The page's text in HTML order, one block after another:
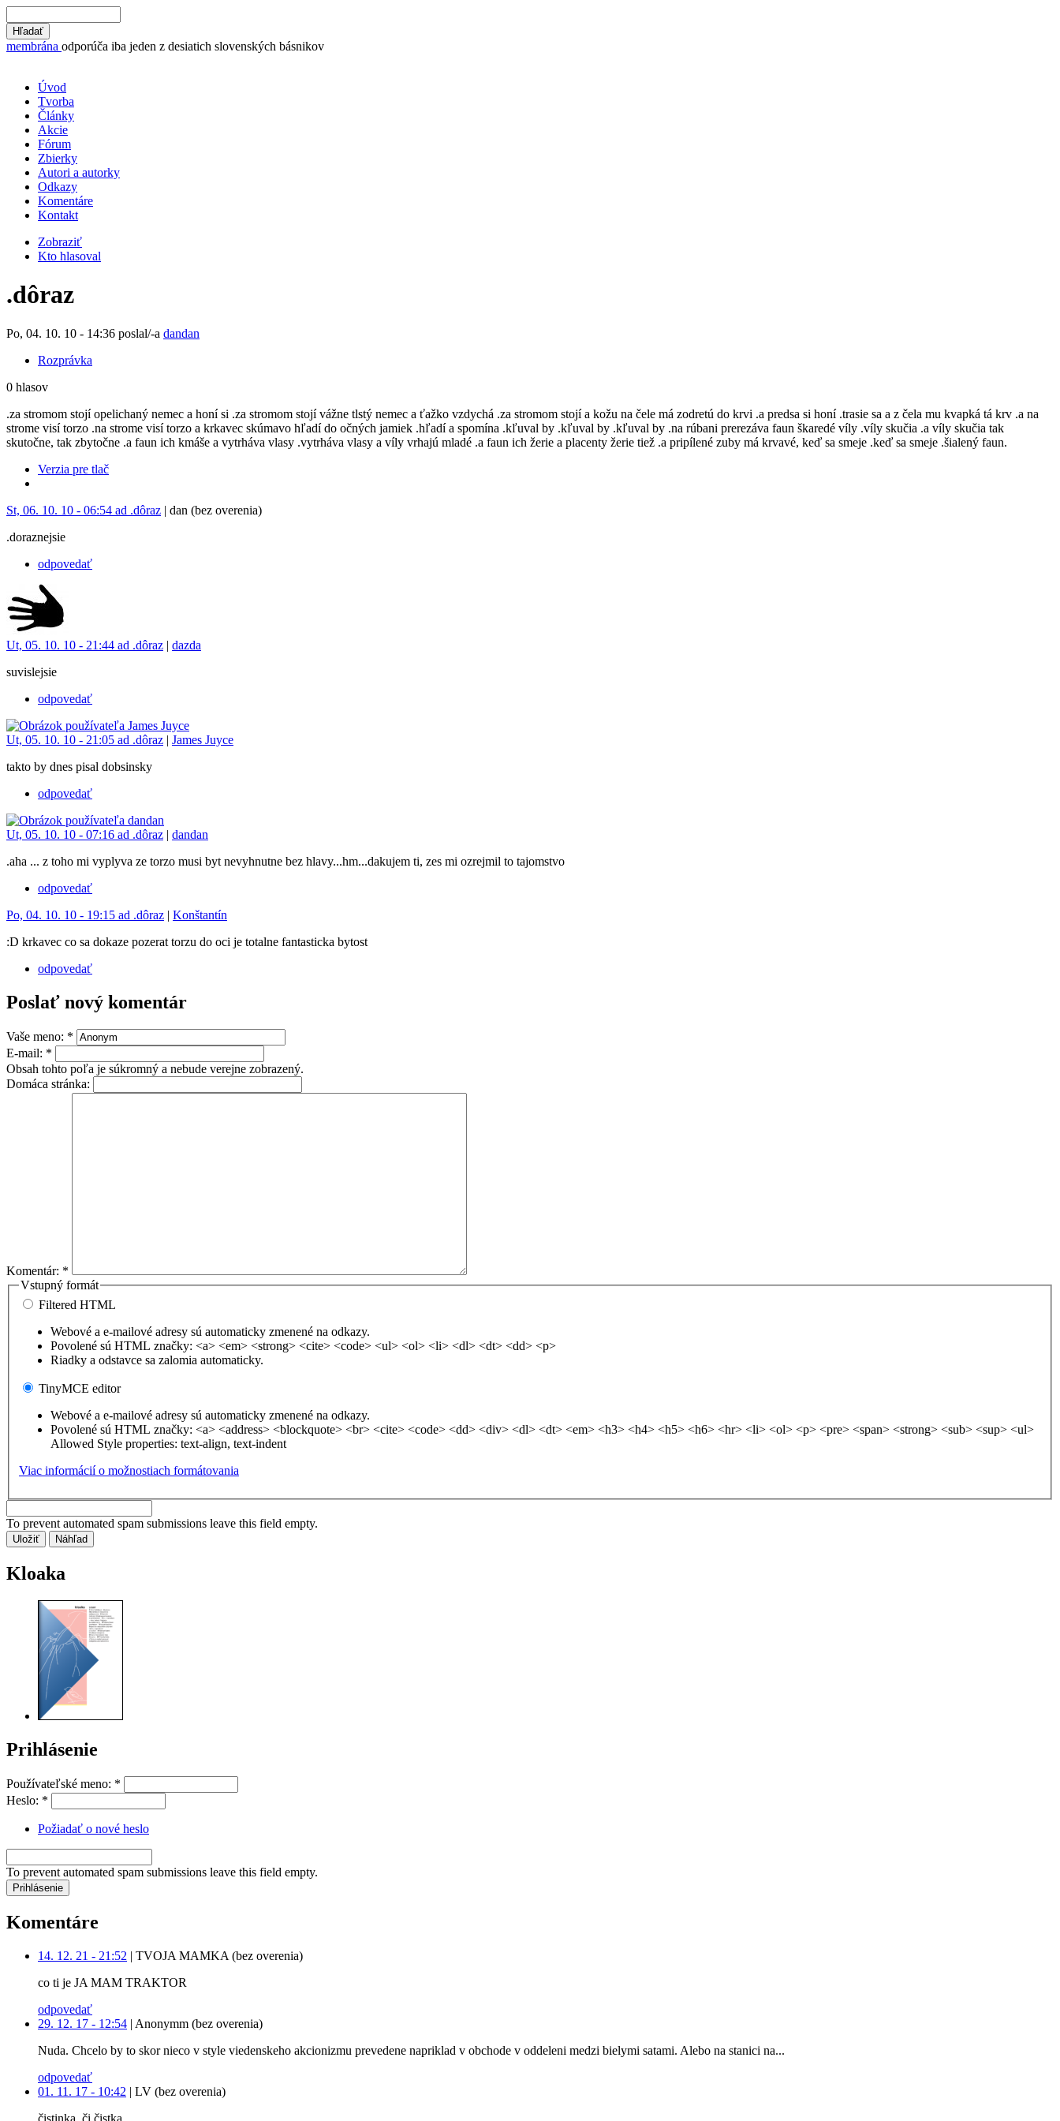
membrána odporúča iba jeden z desiatich slovenských básnikov
Úvod
Tvorba
Články
Akcie
Fórum
Zbierky
Autori a autorky
Odkazy
Komentáre
Kontakt
Zobraziť
Kto hlasoval
.dôraz
Po, 04. 10. 10 - 14:36 poslal/-a dandan
Rozprávka
0 hlasov
.za stromom stojí opelichaný nemec a honí si .za stromom stojí vážne tlstý nemec a ťažko vzdychá .za stromom stojí a kožu na čele má zodretú do krvi .a predsa si honí .trasie sa a z čela mu kvapká tá krv .a na
strome visí torzo .na strome visí torzo a krkavec skúmavo hľadí do očných jamiek .hľadí a spomína .kľuval by .kľuval by .kľuval by .na rúbani prerezáva faun škaredé víly .víly skučia .a víly skučia tak
skutočne, tak zbytočne .a faun ich kmáše a vytrháva vlasy .vytrháva vlasy a víly vrhajú mladé .a faun ich žerie a placenty žerie tiež .a pripílené zuby má krvavé, keď sa smeje .keď sa smeje .šialený faun.
Verzia pre tlač
St, 06. 10. 10 - 06:54 ad .dôraz | dan (bez overenia)
.doraznejsie
odpovedať
Ut, 05. 10. 10 - 21:44 ad .dôraz | dazda
suvislejsie
odpovedať
Ut, 05. 10. 10 - 21:05 ad .dôraz | James Juyce
takto by dnes pisal dobsinsky
odpovedať
Ut, 05. 10. 10 - 07:16 ad .dôraz | dandan
.aha ... z toho mi vyplyva ze torzo musi byt nevyhnutne bez hlavy...hm...dakujem ti, zes mi ozrejmil to tajomstvo
odpovedať
Po, 04. 10. 10 - 19:15 ad .dôraz | Konštantín
:D krkavec co sa dokaze pozerat torzu do oci je totalne fantasticka bytost
odpovedať
Poslať nový komentár
Vaše meno: *
E-mail: *
Obsah tohto poľa je súkromný a nebude verejne zobrazený.
Domáca stránka:
Komentár: *
Vstupný formát
Filtered HTML
Webové a e-mailové adresy sú automaticky zmenené na odkazy.
Povolené sú HTML značky: <a> <em> <strong> <cite> <code> <ul> <ol> <li> <dl> <dt> <dd> <p>
Riadky a odstavce sa zalomia automaticky.
TinyMCE editor
Webové a e-mailové adresy sú automaticky zmenené na odkazy.
Povolené sú HTML značky: <a> <address> <blockquote> <br> <cite> <code> <dd> <div> <dl> <dt> <em> <h3> <h4> <h5> <h6> <hr> <li> <ol> <p> <pre> <span> <strong> <sub> <sup> <ul>
Allowed Style properties: text-align, text-indent
Viac informácií o možnostiach formátovania
To prevent automated spam submissions leave this field empty.
Kloaka
Prihlásenie
Používateľské meno: *
Heslo: *
Požiadať o nové heslo
To prevent automated spam submissions leave this field empty.
Komentáre
14. 12. 21 - 21:52 | TVOJA MAMKA (bez overenia)
co ti je JA MAM TRAKTOR
odpovedať
29. 12. 17 - 12:54 | Anonymm (bez overenia)
Nuda. Chcelo by to skor nieco v style viedenskeho akcionizmu prevedene napriklad v obchode v oddeleni medzi bielymi satami. Alebo na stanici na...
odpovedať
01. 11. 17 - 10:42 | LV (bez overenia)
čistinka, či čistka